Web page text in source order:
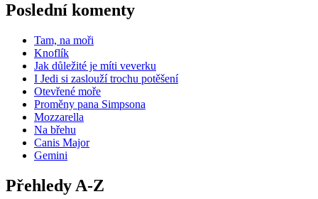
Poslední komenty
Tam, na moři
Knoflík
Jak důležité je míti veverku
I Jedi si zaslouží trochu potěšení
Otevřené moře
Proměny pana Simpsona
Mozzarella
Na břehu
Canis Major
Gemini
Přehledy A-Z